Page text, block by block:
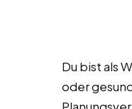
Du bist als
oder